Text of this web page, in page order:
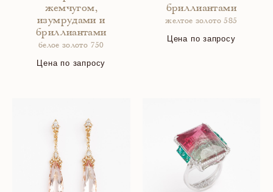
жемчугом,
изумрудами и
бриллиантами
белое золото 750
Цена по запросу
бриллиантами
желтое золото 585
Цена по запросу